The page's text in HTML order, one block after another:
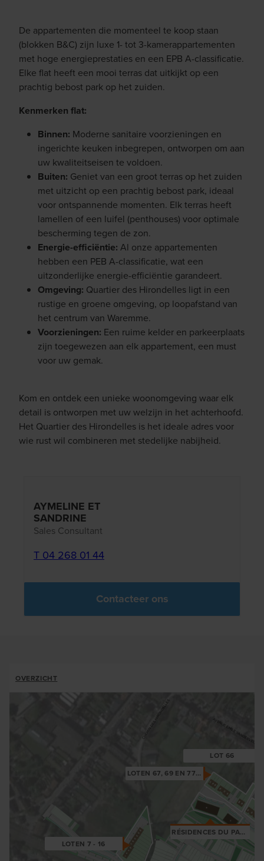
De appartementen die momenteel te koop staan
(blokken B&C) zijn luxe 1- tot 3-kamerappartementen
met hoge energieprestaties en een EPB A-classificatie.
Elke flat heeft een mooi terras dat uitkijkt op een
prachtig bebost park op het zuiden.
Kenmerken flat:
Binnen: Moderne sanitaire voorzieningen en
ingerichte keuken inbegrepen, ontworpen om aan
uw kwaliteitseisen te voldoen.
Buiten: Geniet van een groot terras op het zuiden
met uitzicht op een prachtig bebost park, ideaal
voor ontspannende momenten. Elk terras heeft
lamellen of een luifel (penthouses) voor optimale
bescherming tegen de zon.
Energie-efficiëntie: Al onze appartementen
hebben een PEB A-classificatie, wat een
uitzonderlijke energie-efficiëntie garandeert.
Omgeving: Quartier des Hirondelles ligt in een
rustige en groene omgeving, op loopafstand van
het centrum van Waremme.
Voorzieningen: Een ruime kelder en parkeerplaats
zijn toegewezen aan elk appartement, een must
voor uw gemak.
Kom en ontdek een unieke woonomgeving waar elk
detail is ontworpen met uw welzijn in het achterhoofd.
Het Quartier des Hirondelles is het ideale adres voor
wie rust wil combineren met stedelijke nabijheid.
AYMELINE ET
SANDRINE
Sales Consultant
T 04 268 01 44
Contacteer ons
OVERZICHT
LOTEN 7 - 16
RÉSIDENCES DU PARC
LOTEN 67, 69 EN 77 TOT 77
LOT 66